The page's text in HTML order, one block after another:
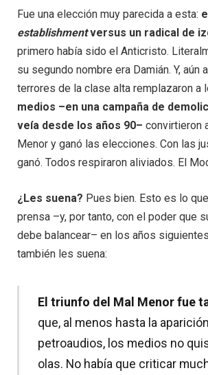
Fue una elección muy parecida a esta:
establishmentversus un radical de
primero había sido el Anticristo.
su segundo nombre era Damián. Y, aún
terrores de la clase alta remplazaron a
medios –en una campaña de
veía desde los años 90– convirtieron
Menor y ganó las elecciones. Con las
ganó. Todos respiraron aliviados. El
¿Les suena? Pues bien. Esto es lo
prensa –y, por tanto, con el poder que
debe balancear– en los años
también les suena:
El triunfo del Mal Menor fue
que, al menos hasta la
petroaudios, los medios no
olas. No había que criticar